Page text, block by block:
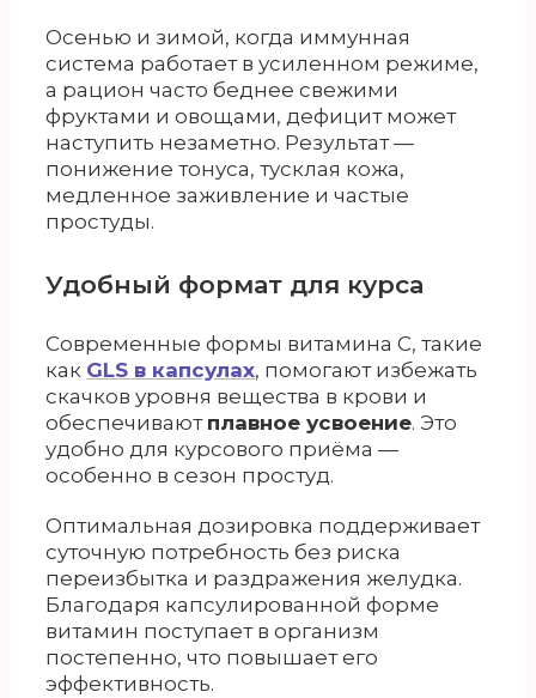
Осенью и зимой, когда иммунная
система работает в усиленном режиме,
а рацион часто беднее свежими
фруктами и овощами, дефицит может
наступить незаметно. Результат —
понижение тонуса, тусклая кожа,
медленное заживление и частые
простуды.
Удобный формат для курса
Современные формы витамина С, такие
как GLS в капсулах, помогают избежать
скачков уровня вещества в крови и
обеспечивают плавное усвоение. Это
удобно для курсового приёма —
особенно в сезон простуд.
Оптимальная дозировка поддерживает
суточную потребность без риска
переизбытка и раздражения желудка.
Благодаря капсулированной форме
витамин поступает в организм
постепенно, что повышает его
эффективность.